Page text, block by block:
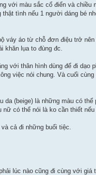
với màu sắc cổ điển và
tình nếu 1 người dáng bé
váy áo từ chỗ đơn điệu trở
lụa to đùng đc.
với thân hình dùng để đi dạo
việc nói chung. Và cuối
(beige) là những màu có
có thể nói là ko cần thiết
cả đi những buổi tiệc.
lúc nào cũng đi cùng với giá